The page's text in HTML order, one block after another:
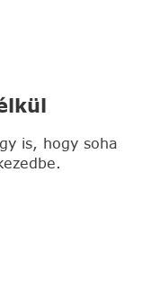
is, hogy soha